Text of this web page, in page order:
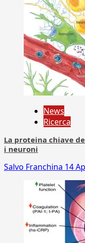
News
Ricerca
La proteina chiave
i neuroni
Salvo Franchina 14